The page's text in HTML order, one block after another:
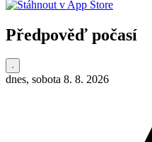
Předpověď počasí
dnes, sobota 8. 8. 2026